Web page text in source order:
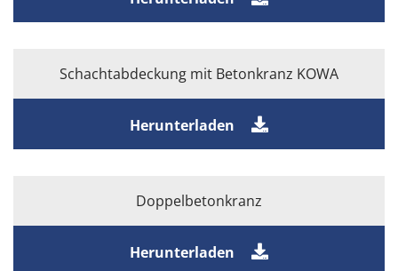
Schachtabdeckung mit Betonkranz KOWA
Herunterladen
Doppelbetonkranz
Herunterladen